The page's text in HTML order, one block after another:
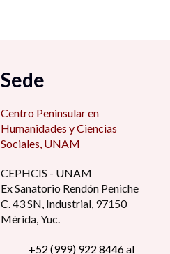
Sede
Centro Peninsular en
Humanidades y Ciencias
Sociales, UNAM
CEPHCIS - UNAM
Ex Sanatorio Rendón Peniche
C. 43 SN, Industrial, 97150
Mérida, Yuc.
+52 (999) 922 8446 al